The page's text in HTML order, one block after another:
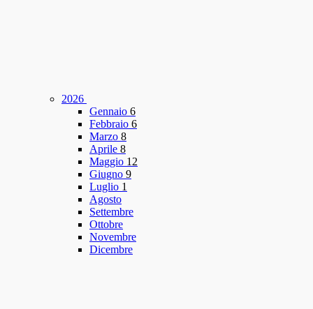
2026
Gennaio 6
Febbraio 6
Marzo 8
Aprile 8
Maggio 12
Giugno 9
Luglio 1
Agosto
Settembre
Ottobre
Novembre
Dicembre